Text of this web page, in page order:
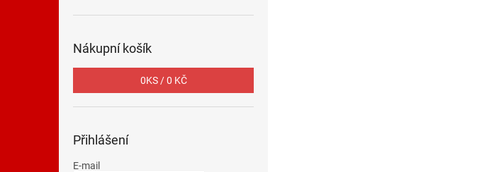
Nákupní košík
0KS /0 KČ
Přihlášení
E-mail